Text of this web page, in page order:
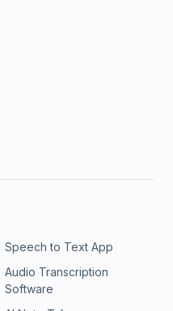
Speech to Text App
Audio Transcription
Software